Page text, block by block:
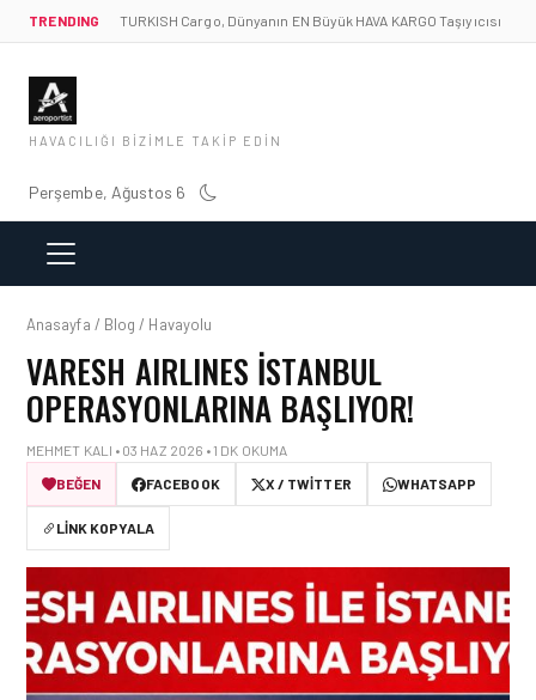
TRENDING TURKISH Cargo, Dünyanın EN Büyük HAVA KARGO Taşıyıcısı
HAVACILIĞI BIZIMLE TAKIP EDIN
Perşembe, Ağustos 6
Anasayfa / Blog / Havayolu
VARESH AIRLINES İSTANBUL
OPERASYONLARINA BAŞLIYOR!
MEHMET KALI • 03 HAZ 2026 • 1 DK OKUMA
BEĞEN
FACEBOOK X / TWITTER WHATSAPP
LINK KOPYALA